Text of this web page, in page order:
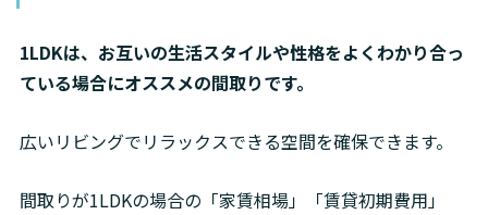
1LDKは、お互いの生活スタイルや性格をよくわかり合っ
ている場合にオススメの間取りです。
広いリビングでリラックスできる空間を確保できます。
間取りが1LDKの場合の「家賃相場」「賃貸初期費用」